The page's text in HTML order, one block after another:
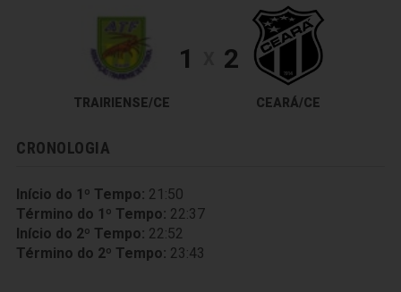
TRAIRIENSE/CE
1 2
CEARÁ/CE
CRONOLOGIA
Início do 1º Tempo: 21:50
Término do 1º Tempo: 22:37
Início do 2º Tempo: 22:52
Término do 2º Tempo: 23:43